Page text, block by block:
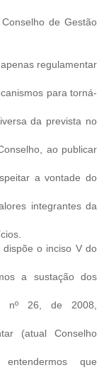
de Gestão
regulamentar
para torná-
da prevista no
ao publicar
a vontade do
integrantes da
o inciso V do
a sustação dos
nº 26, de 2008,
(atual Conselho
que